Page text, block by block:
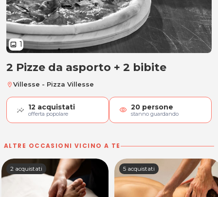
image 1
2 Pizze da asporto + 2 bibite
2 Pizze da asporto + 2 bibite
location_on Villesse - Pizza Villesse
12 acquistati
offerta popolare visibility 20 persone
stanno guardando
ALTRE OCCASIONI VICINO A TE
2 acquistati 5 acquistati